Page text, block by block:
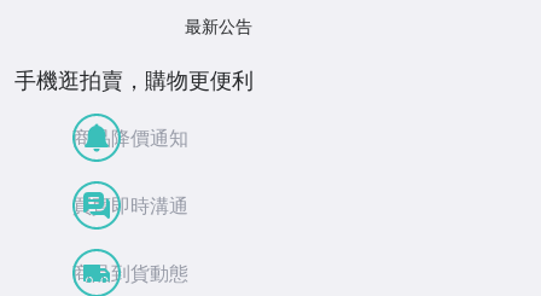
最新公告
手機逛拍賣，購物更便利
商品降價通知
買賣即時溝通
商品到貨動態